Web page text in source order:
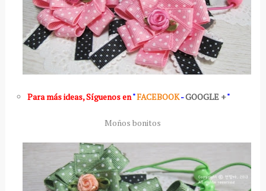
Para más ideas,Síguenos en"FACEBOOK-GOOGLE +"
Moños bonitos